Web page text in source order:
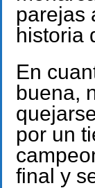
parejas
historia
En
buena,
por un
final y